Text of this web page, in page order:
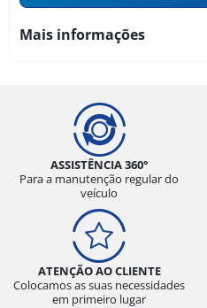
Mais informações
ASSISTÊNCIA 360°
Para a manutenção regular do
veículo
ATENÇÃO AO CLIENTE
Colocamos as suas necessidades
em primeiro lugar